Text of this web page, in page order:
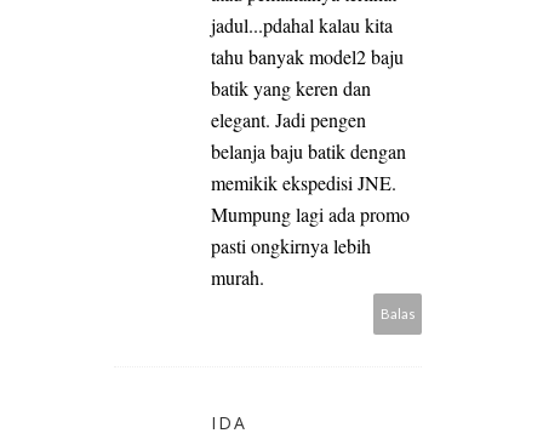
jadul...pdahal kalau kita
tahu banyak model2 baju
batik yang keren dan
elegant. Jadi pengen
belanja baju batik dengan
memikik ekspedisi JNE.
Mumpung lagi ada promo
pasti ongkirnya lebih
murah.
Balas
IDA